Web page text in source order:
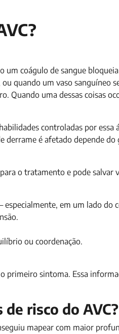
um coágulo de sangue
ou quando um vaso sanguíneo
Quando uma dessas coisas
controladas por essa
é afetado depende
o tratamento e pode salvar
em um lado do
ou coordenação.
primeiro sintoma. Essa
risco do AVC?
mapear com maior